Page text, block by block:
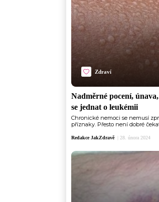
Zdraví
Nadměrné pocení,
se jednat o leukémii
Chronické nemoci se nemusí
příznaky. Přesto není dobré
Redakce JakZdravě 28. února 2024